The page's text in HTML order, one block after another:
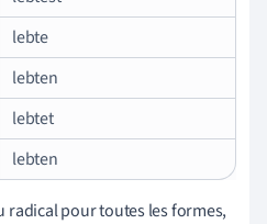
lebte
lebten
lebtet
lebten
radical pour toutes les formes,